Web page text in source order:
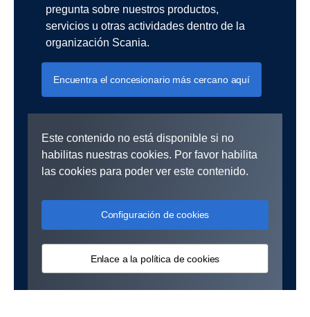
pregunta sobre nuestros productos,
servicios u otras actividades dentro de la
organización Scania.
Encuentra el concesionario más cercano aquí
Este contenido no está disponible si no
habilitas nuestras cookies. Por favor habilita
las cookies para poder ver este contenido.
Configuración de cookies
Enlace a la política de cookies